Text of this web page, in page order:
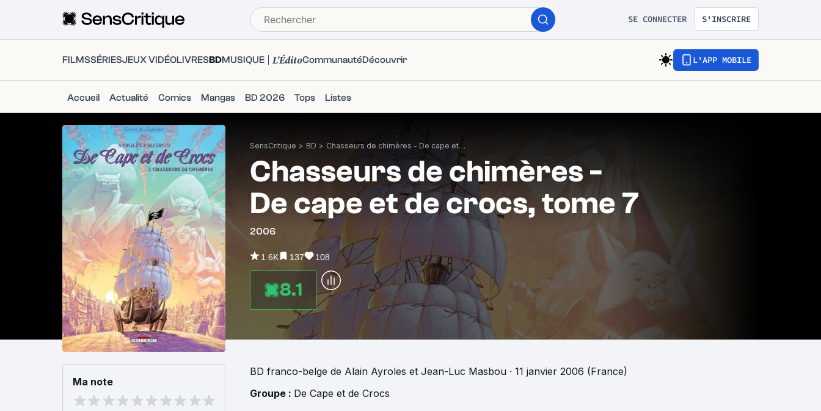
SE CONNECTER S'INSCRIRE
FILMSSÉRIESJEUX VIDÉOLIVRESBDMUSIQUE L'ÉditoCommunautéDécouvrir L'APP MOBILE
Accueil Actualité Comics Mangas BD 2026 Tops Listes
SensCritique > BD > Chasseurs de chimères - De cape et de crocs, tome 7
Chasseurs de chimères -
De cape et de crocs, tome 7
2006
1.6K 137 108
8.1
Ma note
BD franco-belge de Alain Ayroles et Jean-Luc Masbou · 11 janvier 2006 (France)
Groupe : De Cape et de Crocs